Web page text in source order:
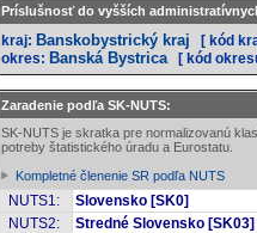
Príslušnosť do vyšších
kraj: Banskobystrický kraj [ kód
okres: Banská Bystrica [ kód
Zaradenie podľa SK-NUTS:
SK-NUTS je skratka pre normalizovanú
potreby štatistického úradu a Eurostatu.
Kompletné členenie SR podľa NUTS
NUTS1:
Slovensko [SK0]
NUTS2:
Stredné Slovensko [SK03]